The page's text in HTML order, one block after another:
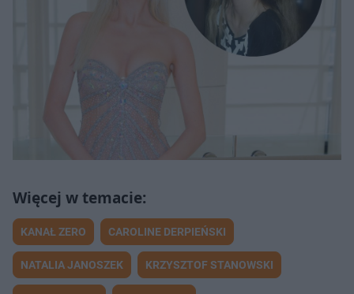
KANAŁ ZERO CAROLINE DERPIEŃSKI
NATALIA JANOSZEK KRZYSZTOF STANOWSKI